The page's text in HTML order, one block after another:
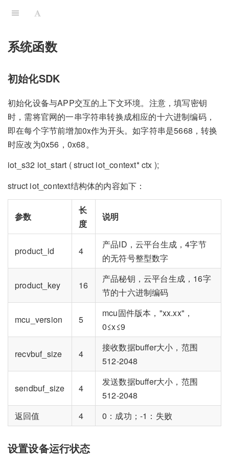
系统函数
初始化SDK
初始化设备与APP交互的上下文环境。注意，填写密钥
时，需将官网的一串字符串转换成相应的十六进制编码，
即在每个字节前增加0x作为开头。如字符串是5668，转换
时应改为0x56，0x68。
iot_s32 iot_start ( struct iot_context* ctx );
struct iot_context结构体的内容如下：
参数
长
度
说明
product_id 4
产品ID，云平台生成，4字节
的无符号整型数字
product_key 16
产品秘钥，云平台生成，16字
节的十六进制编码
mcu_version 5
mcu固件版本，"xx.xx"，
0≤x≤9
recvbuf_size 4
接收数据buffer大小，范围
512-2048
sendbuf_size 4
发送数据buffer大小，范围
512-2048
返回值
4 0：成功；-1：失败
设置设备运行状态